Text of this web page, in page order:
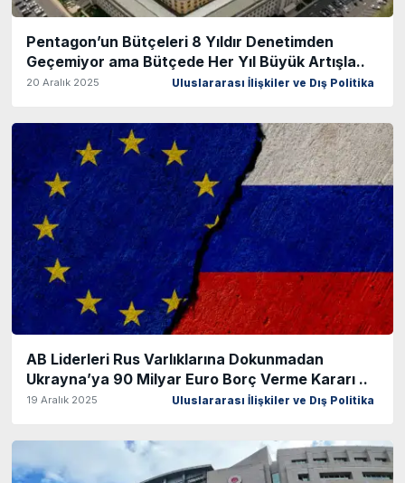
Pentagon’un Bütçeleri 8 Yıldır Denetimden
Geçemiyor ama Bütçede Her Yıl Büyük Artışla..
20 Aralık 2025 Uluslararası İlişkiler ve Dış Politika
AB Liderleri Rus Varlıklarına Dokunmadan
Ukrayna’ya 90 Milyar Euro Borç Verme Kararı ..
19 Aralık 2025 Uluslararası İlişkiler ve Dış Politika